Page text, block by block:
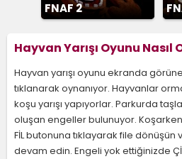
FNAF 2
Hayvan Yarışı Oyunu Nasıl
Hayvan yarışı oyunu ekranda
tıklanarak oynanıyor. Hayvanlar
koşu yarışı yapıyorlar. Parkurda
oluşan engeller bulunuyor.
FİL butonuna tıklayarak file
devam edin. Engeli yok ettiğinizde